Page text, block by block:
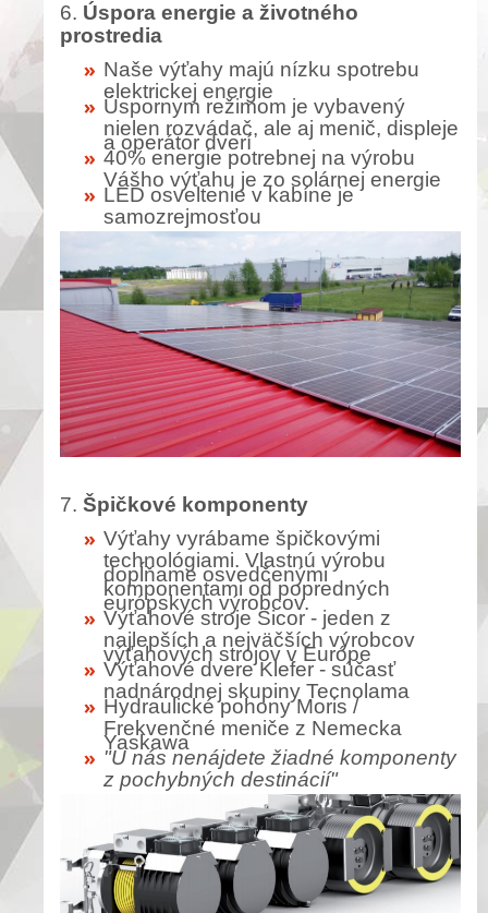
6. Úspora energie a životného
prostredia
Naše výťahy majú nízku spotrebu
elektrickej energie
Úspornym režimom je vybavený
nielen rozvádač, ale aj menič, displeje
a operátor dverí
40% energie potrebnej na výrobu
Vášho výťahu je zo solárnej energie
LED osveltenie v kabíne je
samozrejmosťou
7. Špičkové komponenty
Výťahy vyrábame špičkovými
technológiami. Vlastnú výrobu
dopĺňame osvedčenými
komponentami od popredných
európskych výrobcov.
Výťahové stroje Sicor - jeden z
najlepších a nejväčších výrobcov
výťahových strojov v Európe
Výťahové dvere Klefer - súčasť
nadnárodnej skupiny Tecnolama
Hydraulické pohony Moris /
Frekvenčné meniče z Nemecka
Yaskawa
"U nás nenájdete žiadné komponenty
z pochybných destinácií"